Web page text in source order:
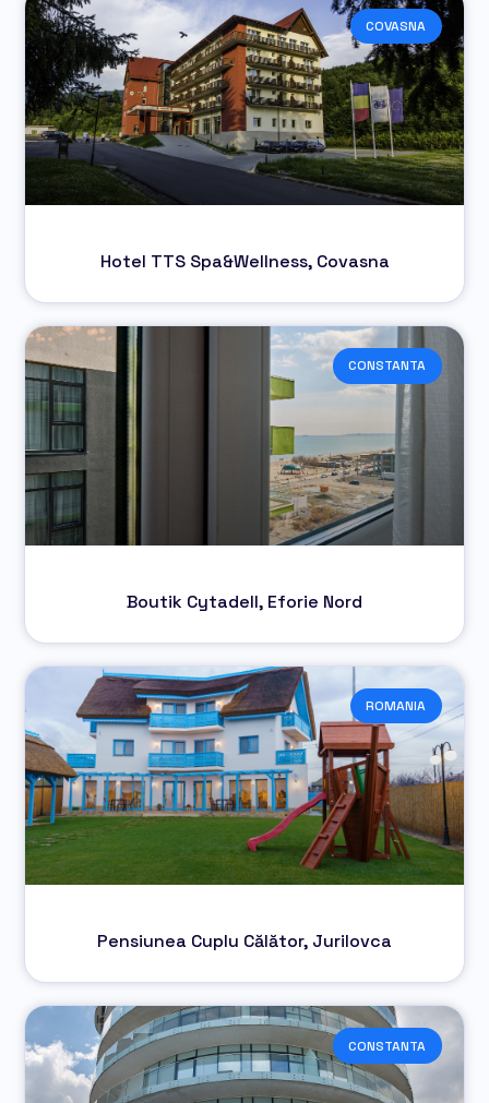
COVASNA
Hotel TTS Spa&Wellness, Covasna
CONSTANTA
Boutik Cytadell, Eforie Nord
ROMANIA
Pensiunea Cuplu Călător, Jurilovca
CONSTANTA